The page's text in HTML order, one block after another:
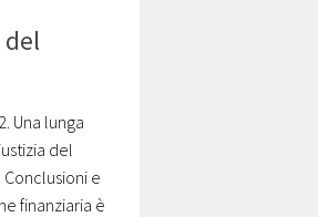
Una lunga
del
e
finanziaria è